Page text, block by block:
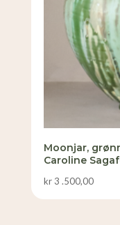
Moonjar,
Caroline
kr3 .500,00